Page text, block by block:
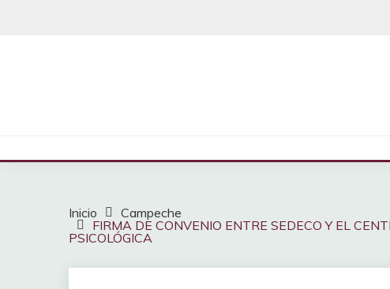
Inicio
Campeche
FIRMA DE CONVENIO ENTRE SEDECO Y EL
PSICOLÓGICA